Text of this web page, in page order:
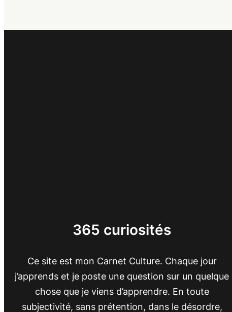
365 curiosités
Ce site est mon Carnet Culture. Chaque jour
j’apprends et je poste une question sur un quelque
chose que je viens d’apprendre. En toute
subjectivité, sans prétention, dans le désordre,